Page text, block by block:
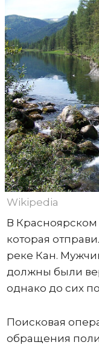
Wikipedia
В
которая
реке Кан.
должны были
однако до сих
Поисковая
обращения